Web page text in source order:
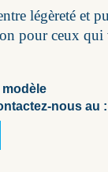
légèreté et
pour ceux qui
nous au :